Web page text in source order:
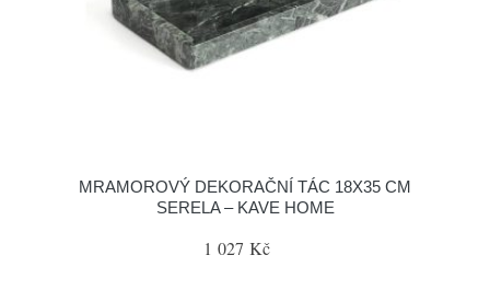
MRAMOROVÝ DEKORAČNÍ TÁC 18X35 CM
SERELA – KAVE HOME
1 027 Kč